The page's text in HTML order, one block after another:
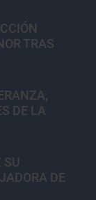
TRAS
DE LA
SU
DE